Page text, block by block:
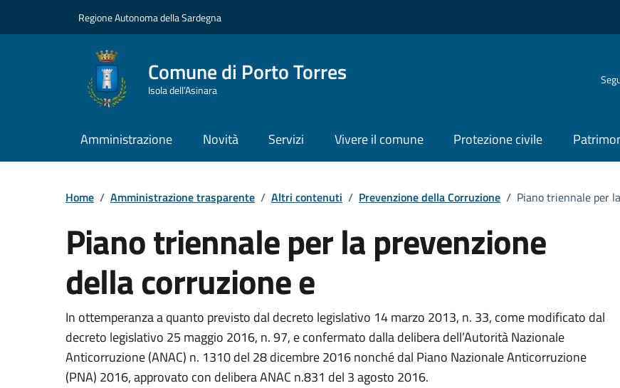
Regione Autonoma della Sardegna
Comune di Porto Torres
Isola dell’Asinara
Amministrazione Novità Servizi Vivere il comune Protezione civile
Home / Amministrazione trasparente / Altri contenuti / Prevenzione della Corruzione / Piano triennale per
Piano triennale per la prevenzione
della corruzione e
Dettaglio Amministrazione Trasparente
In ottemperanza a quanto previsto dal decreto legislativo 14 marzo 2013, n. 33, come modificato dal
decreto legislativo 25 maggio 2016, n. 97, e confermato dalla delibera dell’Autorità Nazionale
Anticorruzione (ANAC) n. 1310 del 28 dicembre 2016 nonché dal Piano Nazionale Anticorruzione
(PNA) 2016, approvato con delibera ANAC n.831 del 3 agosto 2016.